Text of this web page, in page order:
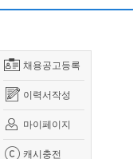
채용공고등록
이력서작성
마이페이지
캐시충전